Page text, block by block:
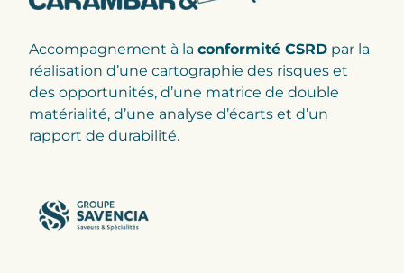
Accompagnement à la conformité CSRD par la
réalisation d’une cartographie des risques et
des opportunités, d’une matrice de double
matérialité, d’une analyse d’écarts et d’un
rapport de durabilité.